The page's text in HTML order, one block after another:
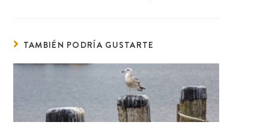
TAMBIÉN PODRÍA GUSTARTE